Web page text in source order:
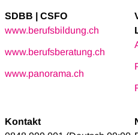
SDBB | CSFO
www.berufsbildung.ch
www.berufsberatung.ch
www.panorama.ch
Kontakt